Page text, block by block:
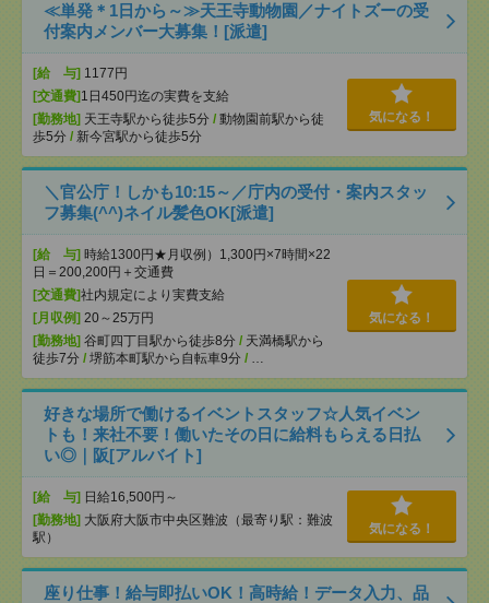
≪単発＊1日から～≫天王寺動物園／ナイトズーの受
付案内メンバー大募集！[派遣]
[給 与] 1177円
[交通費] 1日450円迄の実費を支給
[勤務地] 天王寺駅から徒歩5分 / 動物園前駅から徒
歩5分 / 新今宮駅から徒歩5分
気になる！
＼官公庁！しかも10:15～／庁内の受付・案内スタッ
フ募集(^^)ネイル髪色OK[派遣]
[給 与] 時給1300円★月収例）1,300円×7時間×22
日＝200,200円＋交通費
[交通費]社内規定により実費支給
[月収例] 20～25万円
[勤務地] 谷町四丁目駅から徒歩8分 / 天満橋駅から
徒歩7分 / 堺筋本町駅から自転車9分 / …
気になる！
好きな場所で働けるイベントスタッフ☆人気イベン
トも！来社不要！働いたその日に給料もらえる日払
い◎｜阪[アルバイト]
[給 与] 日給16,500円～
[勤務地] 大阪府大阪市中央区難波（最寄り駅：難波
駅）
気になる！
座り仕事！給与即払いOK！高時給！データ入力、品